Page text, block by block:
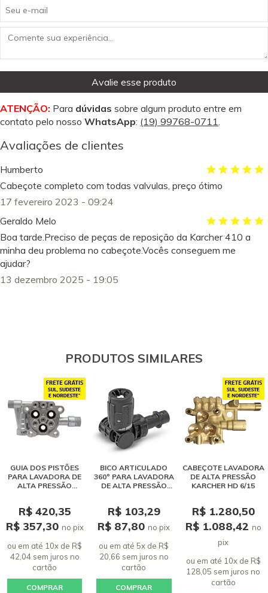
Avalie esse produto
ATENÇÃO: Para dúvidas sobre algum produto entre em
contato pelo nosso WhatsApp: (19) 99768-0711.
Avaliações de clientes
Humberto
Cabeçote completo com todas valvulas, preço ótimo
17 fevereiro 2023 - 09:24
Geraldo Melo
Boa tarde.Preciso de peças de reposição da Karcher 410 a
minha deu problema no cabeçote.Vocês conseguem me
ajudar?
13 dezembro 2025 - 19:05
PRODUTOS SIMILARES
GUIA DOS PISTÕES
PARA LAVADORA DE
ALTA PRESSÃO
R$ 420,35
R$ 357,30 no pix
ou em até 10x de R$
42,04 sem juros no
cartão
COMPRAR
BICO ARTICULADO
360º PARA LAVADORA
DE ALTA PRESSÃO
R$ 103,29
R$ 87,80no pix
ou em até 5x de R$
20,66 sem juros no
cartão
COMPRAR
CABEÇOTE LAVADORA
DE ALTA PRESSÃO
KARCHER HD 6/15
R$ 1.280,50
R$ 1.088,42 no
pix
ou em até 10x de R$
128,05 sem jurosno
cartão